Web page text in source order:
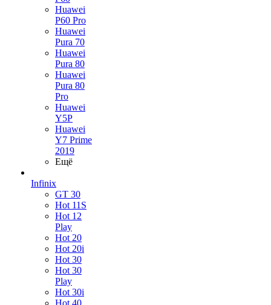
Huawei
P60 Pro
Huawei
Pura 70
Huawei
Pura 80
Huawei
Pura 80
Pro
Huawei
Y5P
Huawei
Y7 Prime
2019
Ещё
Infinix
GT 30
Hot 11S
Hot 12
Play
Hot 20
Hot 20i
Hot 30
Hot 30
Play
Hot 30i
Hot 40